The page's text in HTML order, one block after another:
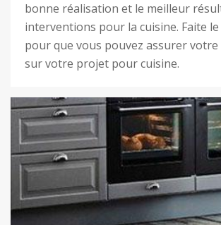
bonne réalisation et le meilleur
interventions pour la cuisine. Faite
pour que vous pouvez assurer
sur votre projet pour cuisine.